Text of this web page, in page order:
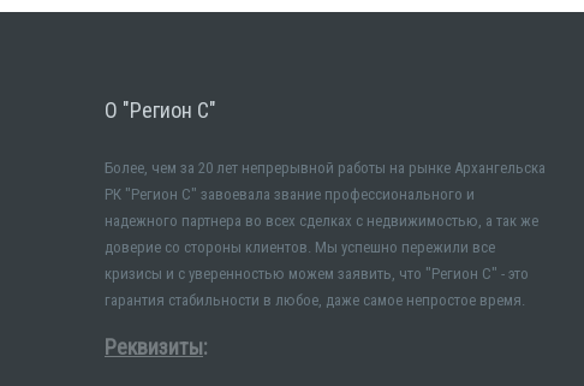
О "Регион С"
Более, чем за 20 лет непрерывной работы на рынке Архангельска
РК "Регион С" завоевала звание профессионального и
надежного партнера во всех сделках с недвижимостью, а так же
доверие со стороны клиентов. Мы успешно пережили все
кризисы и с уверенностью можем заявить, что "Регион С" - это
гарантия стабильности в любое, даже самое непростое время.
Реквизиты: